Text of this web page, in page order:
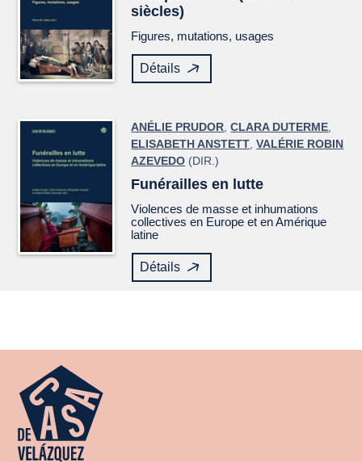
siècles)
Figures, mutations, usages
Détails
ANÉLIE PRUDOR,CLARA DUTERME,
ELISABETH ANSTETT,VALÉRIE ROBIN
AZEVEDO (DIR.)
Funérailles en lutte
Violences de masse et inhumations
collectives en Europe et en Amérique
latine
Détails